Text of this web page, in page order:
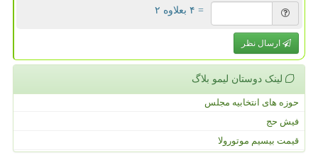
= ۴ بعلاوه ۲
ارسال نظر
لینک دوستان لیمو بلاگ
حوزه های انتخابیه مجلس
فیش حج
قیمت بیسیم موتورولا